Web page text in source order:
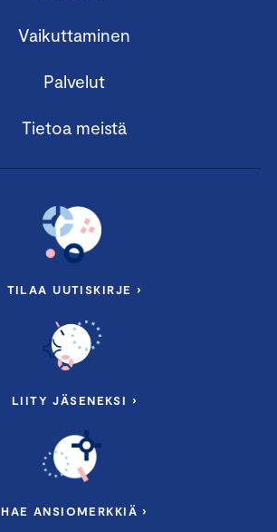
Vaikuttaminen
Palvelut
Tietoa meistä
TILAA UUTISKIRJE ›
LIITY JÄSENEKSI ›
HAE ANSIOMERKKIÄ ›